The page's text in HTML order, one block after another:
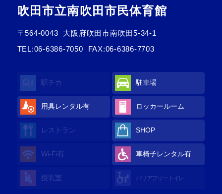
吹田市立南吹田市民体育館
〒564-0043
大阪府吹田市南吹田5-34-1
TEL:06-6386-7050 FAX:06-6386-7703
駅チカ 駐車場
用具レンタル有 ロッカールーム
レストラン SHOP
Wi-Fi有 車椅子レンタル有
授乳室 バリアフリートイレ